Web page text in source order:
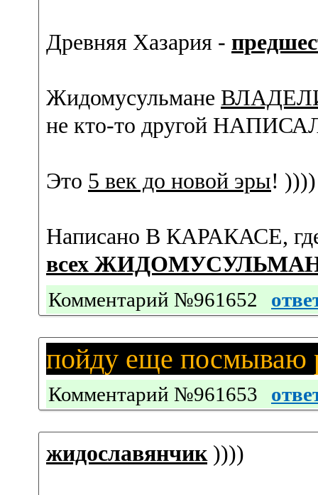
Древняя Хазария -
Жидомусульмане
не кто-то другой
Это 5 век до новой эры! ))))
Написано В КАРАКАСЕ,
всех
Комментарий №961652
пойду еще посмываю
Комментарий №961653
жидославянчик))))